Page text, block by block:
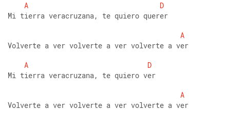
A
D
Mi tierra veracruzana, te quiero querer
A
Volverte a ver volverte a ver volverte a ver
A
D
Mi tierra veracruzana, te quiero ver
A
Volverte a ver volverte a ver volverte a ver